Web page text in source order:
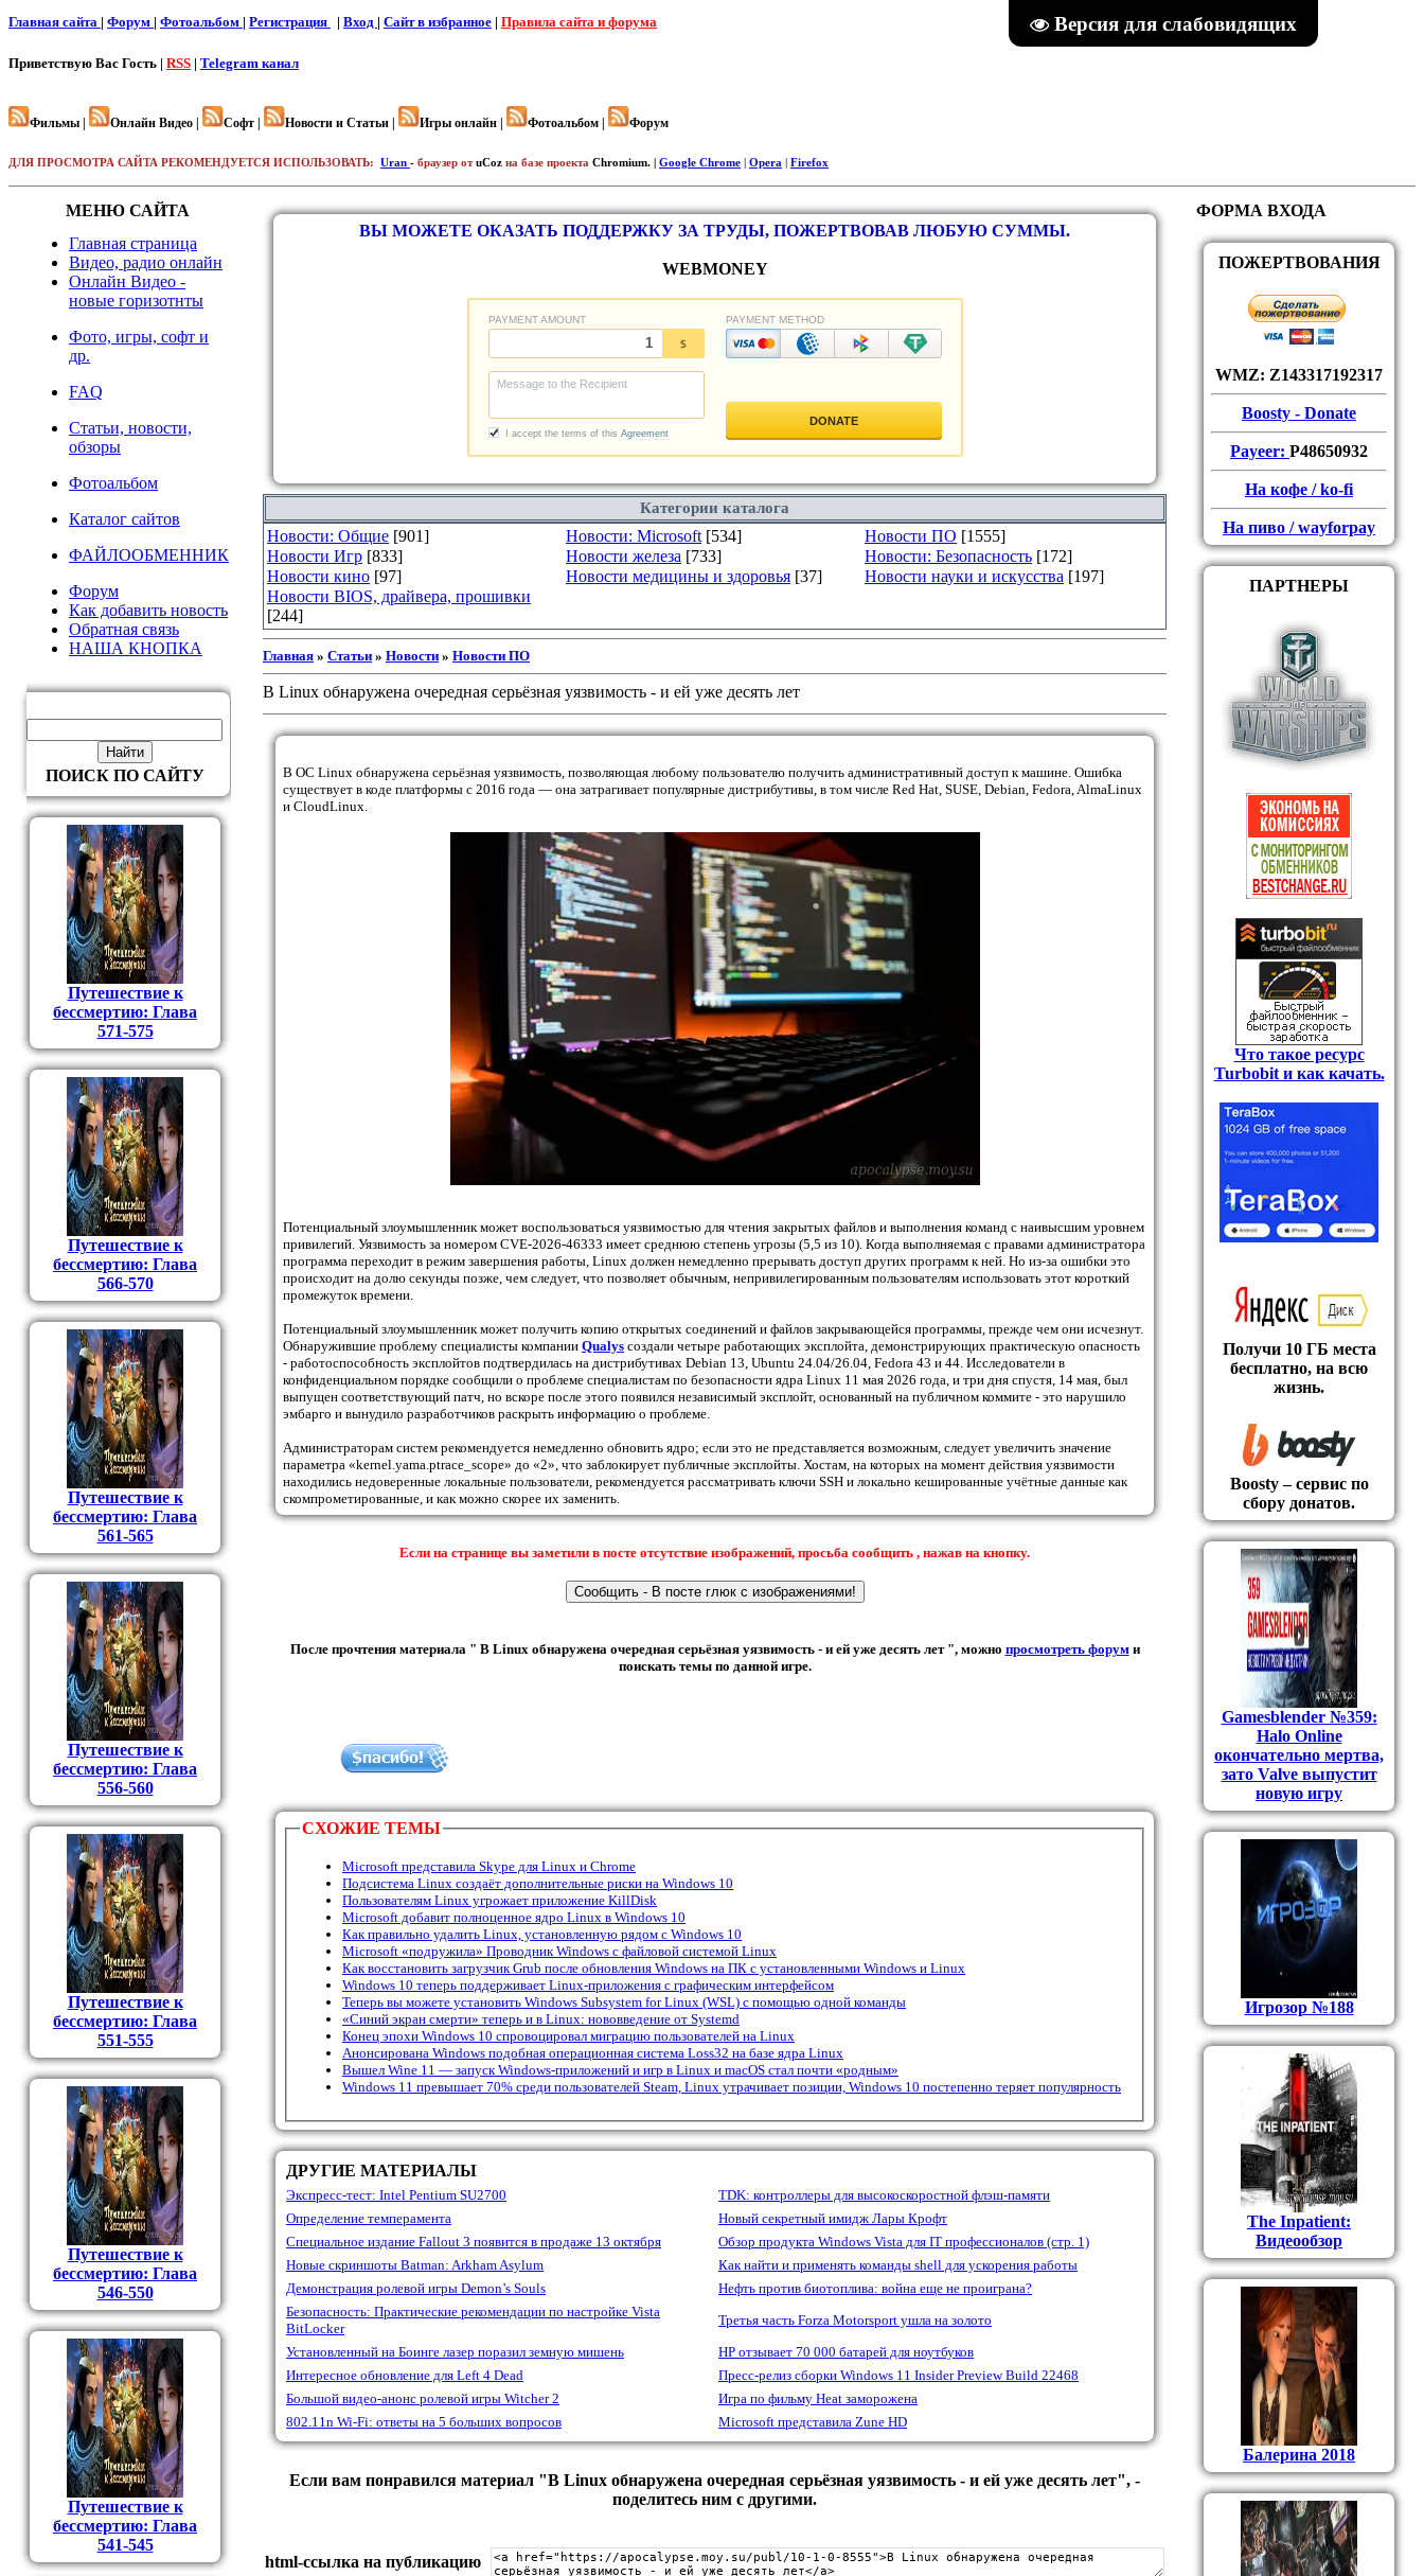
Версия для слабовидящих
Главная сайта | Форум | Фотоальбом | Регистрация | Вход | Cайт в избранное | Правила сайта и форума
Приветствую Вас Гость | RSS | Telegram канал
Фильмы | Онлайн Видео | Софт | Новости и Статьи | Игры онлайн | Фотоальбом | Форум
ДЛЯ ПРОСМОТРА САЙТА РЕКОМЕНДУЕТСЯ ИСПОЛЬЗОВАТЬ: Uran - браузер отuCoz на базе проекта Chromium. | Google Chrome | Opera | Firefox
МЕНЮ САЙТА
Главная страница
Видео, радио онлайн
Онлайн Видео -
новые горизотнты
Фото, игры, софт и
др.
FAQ
Статьи, новости,
обзоры
Фотоальбом
Каталог сайтов
ФАЙЛООБМЕННИК
Форум
Как добавить новость
Обратная связь
НАША КНОПКА
ПОИСК ПО САЙТУ
Путешествие к
бессмертию: Глава
571-575
Путешествие к
бессмертию: Глава
566-570
Путешествие к
бессмертию: Глава
561-565
Путешествие к
бессмертию: Глава
556-560
Путешествие к
бессмертию: Глава
551-555
Путешествие к
бессмертию: Глава
546-550
Путешествие к
бессмертию: Глава
541-545
ВЫ МОЖЕТЕ ОКАЗАТЬ ПОДДЕРЖКУ ЗА ТРУДЫ, ПОЖЕРТВОВАВ ЛЮБУЮ СУММЫ.
WEBMONEY
Категории каталога
Новости: Общие [901] Новости: Microsoft [534] Новости ПО [1555]
Новости Игр [833] Новости железа [733] Новости: Безопасность [172]
Новости кино [97] Новости медицины и здоровья [37] Новости науки и искусства [197]
Новости BIOS, драйвера, прошивки
[244]
Главная » Статьи » Новости » Новости ПО
В Linux обнаружена очередная серьёзная уязвимость - и ей уже десять лет
В ОС Linux обнаружена серьёзная уязвимость, позволяющая любому пользователю получить административный доступ к машине. Ошибка
существует в коде платформы с 2016 года — она затрагивает популярные дистрибутивы, в том числе Red Hat, SUSE, Debian, Fedora, AlmaLinux
и CloudLinux.
Потенциальный злоумышленник может воспользоваться уязвимостью для чтения закрытых файлов и выполнения команд с наивысшим уровнем
привилегий. Уязвимость за номером CVE-2026-46333 имеет среднюю степень угрозы (5,5 из 10). Когда выполняемая с правами администратора
программа переходит в режим завершения работы, Linux должен немедленно прерывать доступ других программ к ней. Но из-за ошибки это
происходит на долю секунды позже, чем следует, что позволяет обычным, непривилегированным пользователям использовать этот короткий
промежуток времени.
Потенциальный злоумышленник может получить копию открытых соединений и файлов закрывающейся программы, прежде чем они исчезнут.
Обнаружившие проблему специалисты компании Qualys создали четыре работающих эксплойта, демонстрирующих практическую опасность
- работоспособность эксплойтов подтвердилась на дистрибутивах Debian 13, Ubuntu 24.04/26.04, Fedora 43 и 44. Исследователи в
конфиденциальном порядке сообщили о проблеме специалистам по безопасности ядра Linux 11 мая 2026 года, и три дня спустя, 14 мая, был
выпущен соответствующий патч, но вскоре после этого появился независимый эксплойт, основанный на публичном коммите - это нарушило
эмбарго и вынудило разработчиков раскрыть информацию о проблеме.
Администраторам систем рекомендуется немедленно обновить ядро; если это не представляется возможным, следует увеличить значение
параметра «kernel.yama.ptrace_scope» до «2», что заблокирует публичные эксплойты. Хостам, на которых на момент действия уязвимости
находились недоверенные локальные пользователи, рекомендуется рассматривать ключи SSH и локально кешированные учётные данные как
скомпрометированные, и как можно скорее их заменить.
Если на странице вы заметили в посте отсутствие изображений, просьба сообщить , нажав на кнопку.
После прочтения материала " В Linux обнаружена очередная серьёзная уязвимость - и ей уже десять лет ", можно просмотреть форуми
поискать темы по данной игре.
СХОЖИЕ ТЕМЫ
Microsoft представила Skype для Linux и Chrome
Подсистема Linux создаёт дополнительные риски на Windows 10
Пользователям Linux угрожает приложение KillDisk
Microsoft добавит полноценное ядро Linux в Windows 10
Как правильно удалить Linux, установленную рядом с Windows 10
Microsoft «подружила» Проводник Windows с файловой системой Linux
Как восстановить загрузчик Grub после обновления Windows на ПК с установленными Windows и Linux
Windows 10 теперь поддерживает Linux-приложения с графическим интерфейсом
Теперь вы можете установить Windows Subsystem for Linux (WSL) с помощью одной команды
«Синий экран смерти» теперь и в Linux: нововведение от Systemd
Конец эпохи Windows 10 спровоцировал миграцию пользователей на Linux
Анонсирована Windows подобная операционная система Loss32 на базе ядра Linux
Вышел Wine 11 — запуск Windows-приложений и игр в Linux и macOS стал почти «родным»
Windows 11 превышает 70% среди пользователей Steam, Linux утрачивает позиции, Windows 10 постепенно теряет популярность
ДРУГИЕ МАТЕРИАЛЫ
Экспресс-тест: Intel Pentium SU2700
TDK: контроллеры для высокоскоростной флэш-памяти
Определение темперамента
Новый секретный имидж Лары Крофт
Специальное издание Fallout 3 появится в продаже 13 октября
Обзор продукта Windows Vista для IT профессионалов (стр. 1)
Новые скриншоты Batman: Arkham Asylum
Как найти и применять команды shell для ускорения работы
Демонстрация ролевой игры Demon’s Souls
Нефть против биотоплива: война еще не проиграна?
Безопасность: Практические рекомендации по настройке Vista
BitLocker
Третья часть Forza Motorsport ушла на золото
Установленный на Боинге лазер поразил земную мишень
HP отзывает 70 000 батарей для ноутбуков
Интересное обновление для Left 4 Dead
Пресс-релиз сборки Windows 11 Insider Preview Build 22468
Большой видео-анонс ролевой игры Witcher 2
Игра по фильму Heat заморожена
802.11n Wi-Fi: ответы на 5 больших вопросов
Microsoft представила Zune HD
Если вам понравился материал "В Linux обнаружена очередная серьёзная уязвимость - и ей уже десять лет", -
поделитесь ним с другими.
html-cсылка на публикацию
ФОРМА ВХОДА
ПОЖЕРТВОВАНИЯ
WMZ: Z143317192317
Boosty - Donate
Payeer: P48650932
На кофе / ko-fi
На пиво / wayforpay
ПАРТНЕРЫ
Что такое ресурс
Turbobit и как качать.
Получи 10 ГБ места
бесплатно, на всю
жизнь.
Boosty – сервис по
сбору донатов.
Gamesblender №359:
Halo Online
окончательно мертва,
зато Valve выпустит
новую игру
Игрозор №188
The Inpatient:
Видеообзор
Балерина 2018